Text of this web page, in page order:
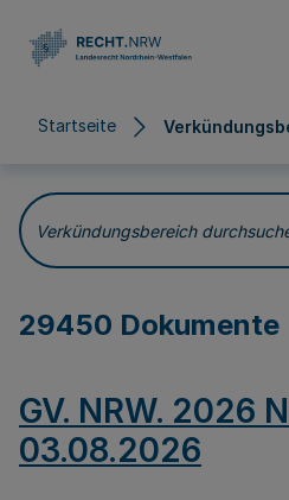
Startseite
Verkündungsbereich durchsuchen
29450 Dokumente
GV. NRW. 2026
03.08.2026